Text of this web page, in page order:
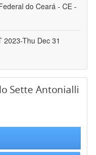
do Ceará - CE -
2023-Thu Dec 31
Sette Antonialli